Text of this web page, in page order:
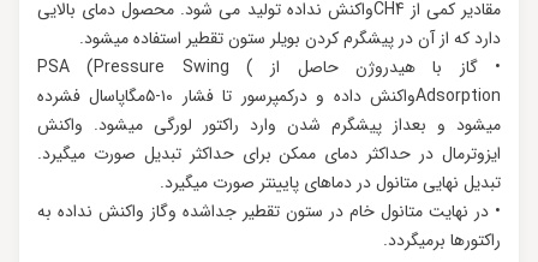
مقادیر کمی از CH4واکنش نداده تولید می شود. محصول دمای بالایی
دارد که از آن در پیشگرم کردن بویلر ستون تقطیر استفاده میشود.
• گاز با هیدروژن حاصل از ) PSA (Pressure Swing
Adsorptionواکنش داده و درکمپرسور تا فشار ۱۰-۵مگاپاسال فشرده
میشود و بعداز پیشگرم شدن وارد راکتور لورگی میشود. واکنش
ایزوترمال در حداکثر دمای ممكن برای حداکثر تبدیل صورت میگیرد.
تبدیل نهایی متانول در دماهای پایینتر صورت میگیرد.
• در نهایت متانول خام در ستون تقطیر جداشده وگاز واکنش نداده به
راکتورها برمیگردد.